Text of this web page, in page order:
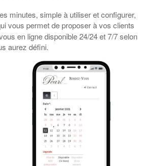
minutes, simple à utiliser et configurer,
vous permet de proposer à vos clients
en ligne disponible 24/24 et 7/7 selon
aurez défini.